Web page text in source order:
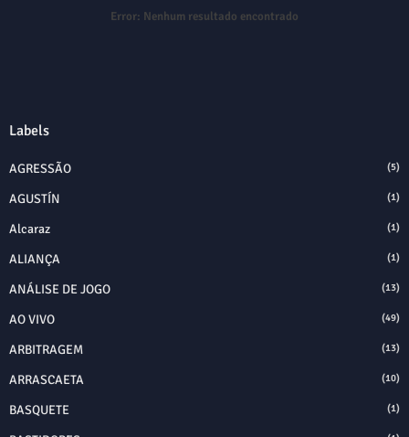
Error: Nenhum resultado encontrado
Labels
AGRESSÃO (5)
AGUSTÍN (1)
Alcaraz (1)
ALIANÇA (1)
ANÁLISE DE JOGO (13)
AO VIVO (49)
ARBITRAGEM (13)
ARRASCAETA (10)
BASQUETE (1)